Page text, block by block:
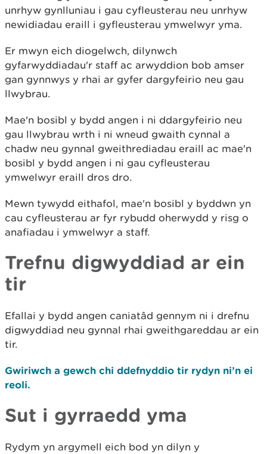
unrhyw gynlluniau i gau cyfleusterau neu unrhyw
newidiadau eraill i gyfleusterau ymwelwyr yma.
Er mwyn eich diogelwch, dilynwch
gyfarwyddiadau'r staff ac arwyddion bob amser
gan gynnwys y rhai ar gyfer dargyfeirio neu gau
llwybrau.
Mae'n bosibl y bydd angen i ni ddargyfeirio neu
gau llwybrau wrth i ni wneud gwaith cynnal a
chadw neu gynnal gweithrediadau eraill ac mae'n
bosibl y bydd angen i ni gau cyfleusterau
ymwelwyr eraill dros dro.
Mewn tywydd eithafol, mae'n bosibl y byddwn yn
cau cyfleusterau ar fyr rybudd oherwydd y risg o
anafiadau i ymwelwyr a staff.
Trefnu digwyddiad ar ein
tir
Efallai y bydd angen caniatâd gennym ni i drefnu
digwyddiad neu gynnal rhai gweithgareddau ar ein
tir.
Gwiriwch a gewch chi ddefnyddio tir rydyn ni’n ei
reoli.
Sut i gyrraedd yma
Rydym yn argymell eich bod yn dilyn y